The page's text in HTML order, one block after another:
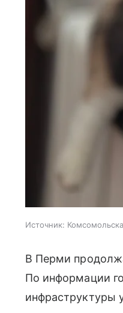
Источник:
В Перми
По информации
инфраструктуры